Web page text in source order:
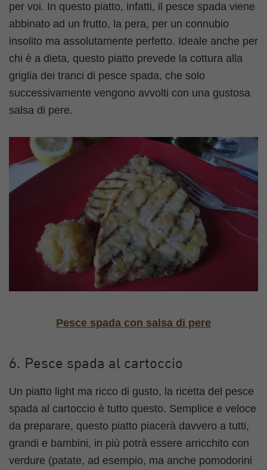
per voi. In questo piatto, infatti, il pesce spada viene
abbinato ad un frutto, la pera, per un connubio
insolito ma assolutamente perfetto. Ideale anche per
chi è a dieta, questo piatto prevede la cottura alla
griglia dei tranci di pesce spada, che solo
successivamente vengono avvolti con una gustosa
salsa di pere.
Pesce spada con salsa di pere
6. Pesce spada al cartoccio
Un piatto light ma ricco di gusto, la ricetta del pesce
spada al cartoccio è tutto questo. Semplice e veloce
da preparare, questo piatto piacerà davvero a tutti,
grandi e bambini, in più potrà essere arricchito con
verdure (patate, ad esempio, ma anche pomodorini